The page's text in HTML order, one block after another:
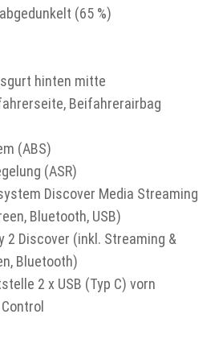
(65 %)
hinten mitte
Beifahrerairbag
(ABS)
(ASR)
Discover Media Streaming
Bluetooth, USB)
2 Discover (inkl. Streaming &
Bluetooth)
2 x USB (Typ C) vorn